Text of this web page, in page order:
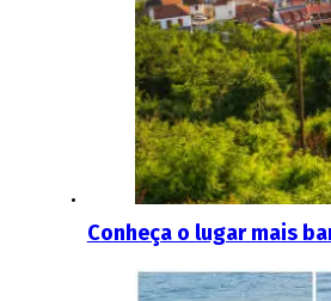
Conheça o lugar mais